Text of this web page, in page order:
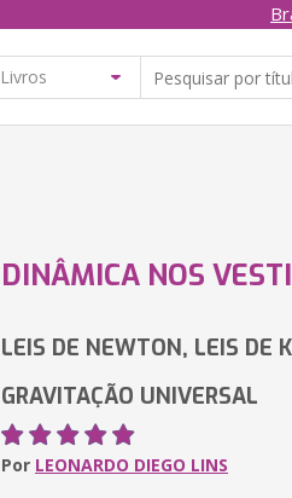
DINÂMICA NOS
LEIS DE NEWTON, LEIS DE
GRAVITAÇÃO UNIVERSAL
Por LEONARDO DIEGO LINS